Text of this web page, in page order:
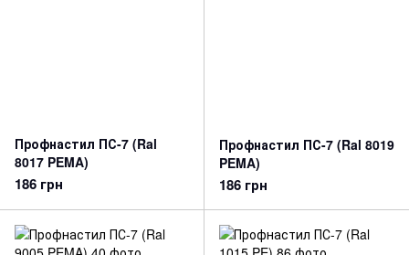
Профнастил ПС-7 (Ral
8017 PEMA)
186 грн
Профнастил ПС-7 (Ral 8019
PEMA)
186 грн